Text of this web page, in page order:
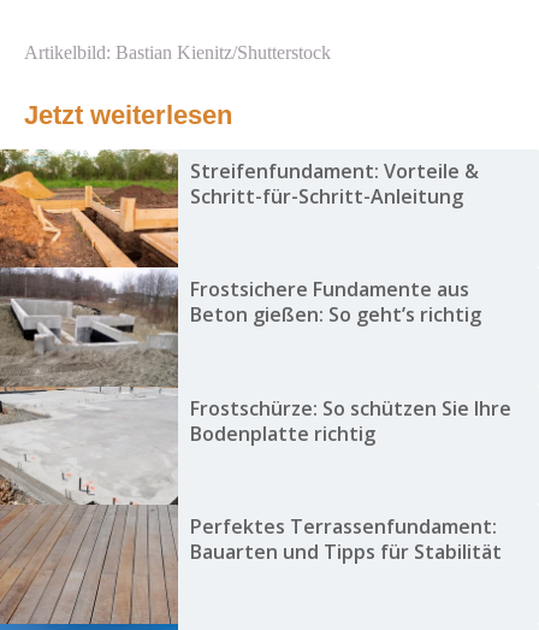
Artikelbild: Bastian Kienitz/Shutterstock
Jetzt weiterlesen
Streifenfundament: Vorteile &
Schritt-für-Schritt-Anleitung
Frostsichere Fundamente aus
Beton gießen: So geht’s richtig
Frostschürze: So schützen Sie Ihre
Bodenplatte richtig
Perfektes Terrassenfundament:
Bauarten und Tipps für Stabilität